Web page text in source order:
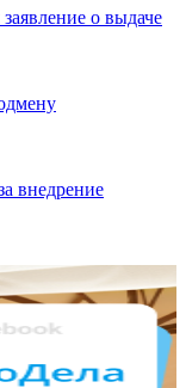
о выдаче
внедрение